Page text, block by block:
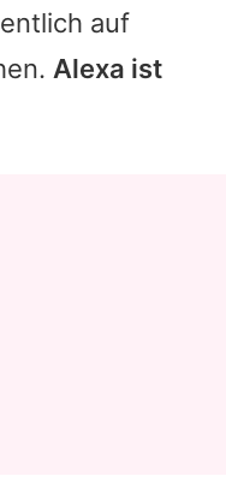
auf
Alexa ist